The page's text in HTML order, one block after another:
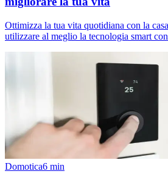
Ottimizza la tua vita quotidiana con la
utilizzare al meglio la tecnologia smart
Domotica6 min